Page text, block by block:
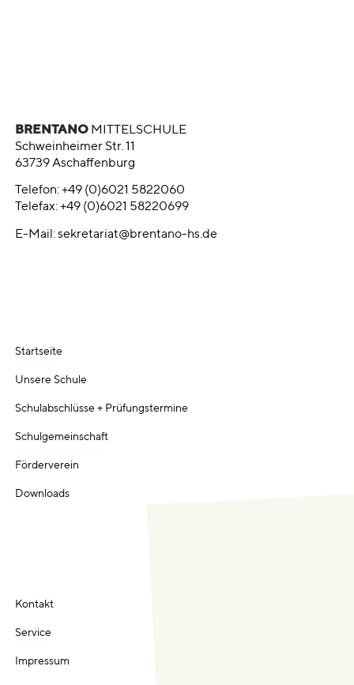
BRENTANOMITTELSCHULE
Schweinheimer Str. 11
63739 Aschaffenburg
Telefon: +49 (0)6021 5822060
Telefax: +49 (0)6021 58220699
E-Mail:sekretariat@brentano-hs.de
Startseite
Unsere Schule
Schulabschlüsse + Prüfungstermine
Schulgemeinschaft
Förderverein
Downloads
Kontakt
Service
Impressum